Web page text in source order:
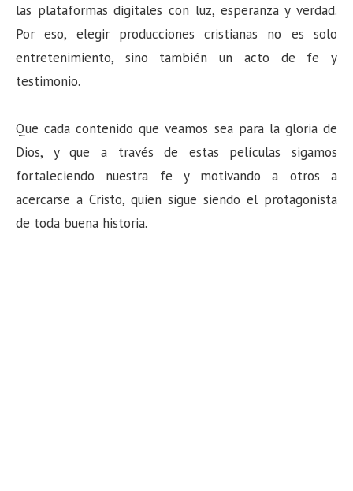
las plataformas digitales con luz, esperanza y verdad.
Por eso, elegir producciones cristianas no es solo
entretenimiento, sino también un acto de fe y
testimonio.
Que cada contenido que veamos sea para la gloria de
Dios, y que a través de estas películas sigamos
fortaleciendo nuestra fe y motivando a otros a
acercarse a Cristo, quien sigue siendo el protagonista
de toda buena historia.